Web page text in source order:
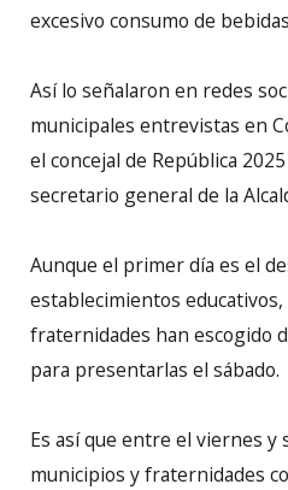
excesivo consumo de
Así lo señalaron en redes
municipales entrevistas en
el concejal de República
secretario general de la
Aunque el primer día es el
establecimientos
fraternidades han escogido
para presentarlas el sábado.
Es así que entre el viernes y
municipios y fraternidades